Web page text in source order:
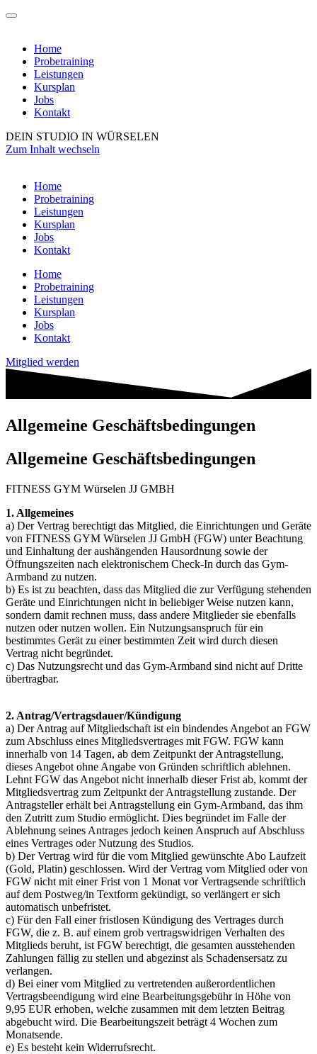
Home
Probetraining
Leistungen
Kursplan
Jobs
Kontakt
DEIN STUDIO IN WÜRSELEN
Zum Inhalt wechseln
Home
Probetraining
Leistungen
Kursplan
Jobs
Kontakt
Home
Probetraining
Leistungen
Kursplan
Jobs
Kontakt
Mitglied werden
Allgemeine Geschäftsbedingungen
Allgemeine Geschäftsbedingungen
FITNESS GYM Würselen JJ GMBH
1. Allgemeines
a) Der Vertrag berechtigt das Mitglied, die Einrichtungen und Geräte
von FITNESS GYM Würselen JJ GmbH (FGW) unter Beachtung
und Einhaltung der aushängenden Hausordnung sowie der
Öffnungszeiten nach elektronischem Check-In durch das Gym-
Armband zu nutzen.
b) Es ist zu beachten, dass das Mitglied die zur Verfügung stehenden
Geräte und Einrichtungen nicht in beliebiger Weise nutzen kann,
sondern damit rechnen muss, dass andere Mitglieder sie ebenfalls
nutzen oder nutzen wollen. Ein Nutzungsanspruch für ein
bestimmtes Gerät zu einer bestimmten Zeit wird durch diesen
Vertrag nicht begründet.
c) Das Nutzungsrecht und das Gym-Armband sind nicht auf Dritte
übertragbar.
2. Antrag/Vertragsdauer/Kündigung
a) Der Antrag auf Mitgliedschaft ist ein bindendes Angebot an FGW
zum Abschluss eines Mitgliedsvertrages mit FGW. FGW kann
innerhalb von 14 Tagen, ab dem Zeitpunkt der Antragstellung,
dieses Angebot ohne Angabe von Gründen schriftlich ablehnen.
Lehnt FGW das Angebot nicht innerhalb dieser Frist ab, kommt der
Mitgliedsvertrag zum Zeitpunkt der Antragstellung zustande. Der
Antragsteller erhält bei Antragstellung ein Gym-Armband, das ihm
den Zutritt zum Studio ermöglicht. Dies begründet im Falle der
Ablehnung seines Antrages jedoch keinen Anspruch auf Abschluss
eines Vertrages oder Nutzung des Studios.
b) Der Vertrag wird für die vom Mitglied gewünschte Abo Laufzeit
(Gold, Platin) geschlossen. Wird der Vertrag vom Mitglied oder von
FGW nicht mit einer Frist von 1 Monat vor Vertragsende schriftlich
auf dem Postweg/in Textform gekündigt, so verlängert er sich
automatisch unbefristet.
c) Für den Fall einer fristlosen Kündigung des Vertrages durch
FGW, die z. B. auf einem grob vertragswidrigen Verhalten des
Mitglieds beruht, ist FGW berechtigt, die gesamten ausstehenden
Zahlungen fällig zu stellen und abgezinst als Schadensersatz zu
verlangen.
d) Bei einer vom Mitglied zu vertretenden außerordentlichen
Vertragsbeendigung wird eine Bearbeitungsgebühr in Höhe von
9,95 EUR erhoben, welche zusammen mit dem letzten Beitrag
abgebucht wird. Die Bearbeitungszeit beträgt 4 Wochen zum
Monatsende.
e) Es besteht kein Widerrufsrecht.